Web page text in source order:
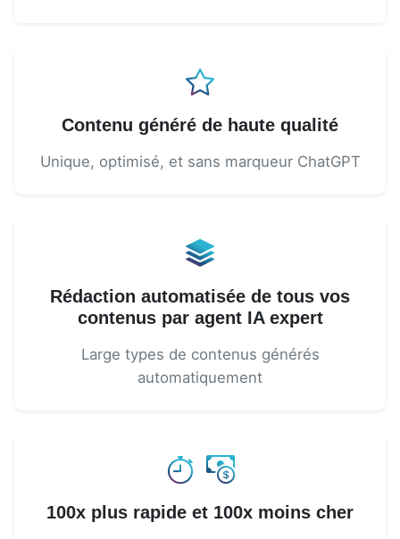
Contenu généré de haute qualité
Unique, optimisé, et sans marqueur ChatGPT
Rédaction automatisée de tous vos
contenus par agent IA expert
Large types de contenus générés
automatiquement
100x plus rapide et 100x moins cher